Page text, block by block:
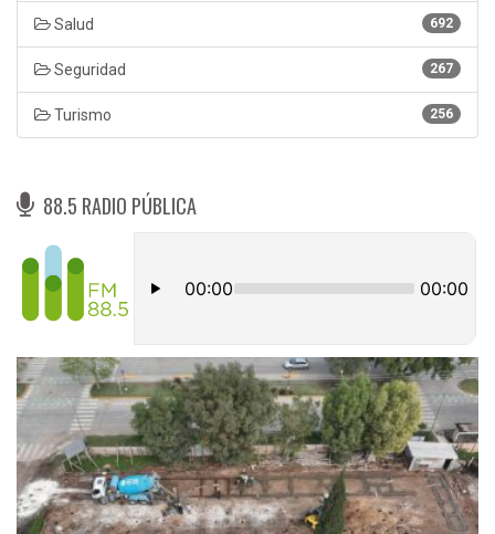
692
Salud
267
Seguridad
256
Turismo
88.5 RADIO PÚBLICA